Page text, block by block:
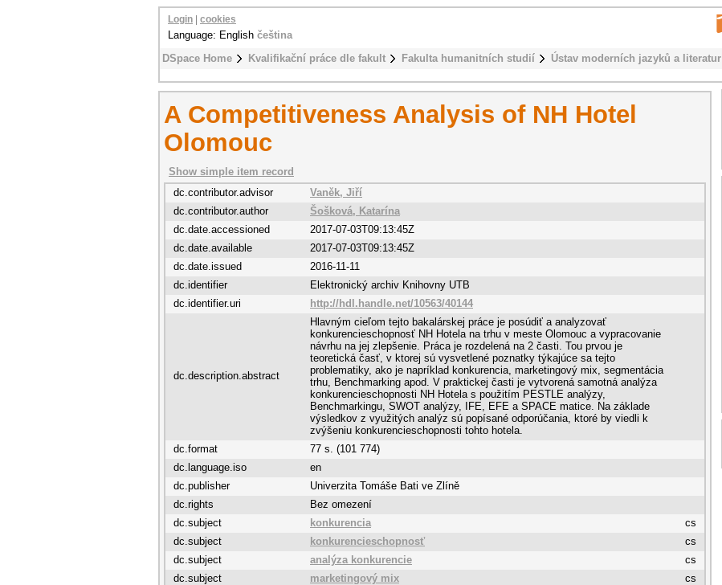
DSpace Home Kvalifikační práce dle fakult Fakulta humanitních studií Ústav moderních jazyků a literatur
Login cookies
Language: English čeština
A Competitiveness Analysis of NH Hotel
Olomouc
Show simple item record
dc.contributor.advisor
Vaněk, Jiří
dc.contributor.author
Šošková, Katarína
dc.date.accessioned
2017-07-03T09:13:45Z
dc.date.available
2017-07-03T09:13:45Z
dc.date.issued
2016-11-11
dc.identifier
Elektronický archiv Knihovny UTB
dc.identifier.uri
http://hdl.handle.net/10563/40144
dc.description.abstract
Hlavným cieľom tejto bakalárskej práce je posúdiť a analyzovať
konkurencieschopnosť NH Hotela na trhu v meste Olomouc a vypracovanie
návrhu na jej zlepšenie. Práca je rozdelená na 2 časti. Tou prvou je
teoretická časť, v ktorej sú vysvetlené poznatky týkajúce sa tejto
problematiky, ako je napríklad konkurencia, marketingový mix, segmentácia
trhu, Benchmarking apod. V praktickej časti je vytvorená samotná analýza
konkurencieschopnosti NH Hotela s použitím PESTLE analýzy,
Benchmarkingu, SWOT analýzy, IFE, EFE a SPACE matice. Na základe
výsledkov z využitých analýz sú popísané odporúčania, ktoré by viedli k
zvýšeniu konkurencieschopnosti tohto hotela.
dc.format
77 s. (101 774)
dc.language.iso
en
dc.publisher
Univerzita Tomáše Bati ve Zlíně
dc.rights
Bez omezení
dc.subject
konkurencia
cs
dc.subject
konkurencieschopnosť
cs
dc.subject
analýza konkurencie
cs
dc.subject
marketingový mix
cs